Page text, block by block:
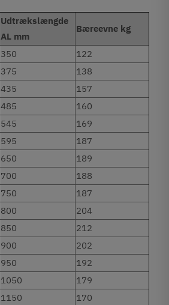
Udtrækslængde
AL mm
Bæreevne kg
350
122
375
138
435
157
485
160
545
169
595
187
650
189
700
188
750
187
800
204
850
212
900
202
950
192
1050
179
1150
170